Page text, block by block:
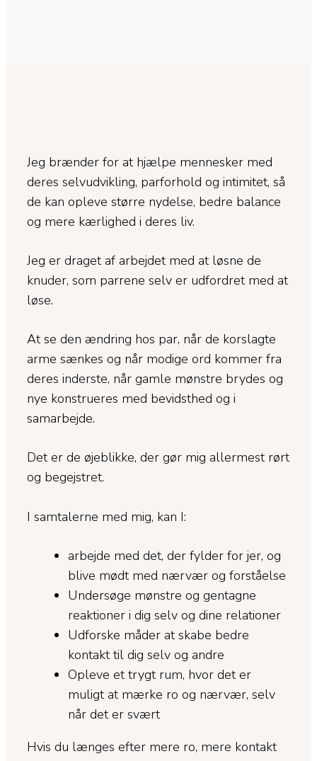
Jeg brænder for at hjælpe mennesker med
deres selvudvikling, parforhold og intimitet, så
de kan opleve større nydelse, bedre balance
og mere kærlighed i deres liv.
Jeg er draget af arbejdet med at løsne de
knuder, som parrene selv er udfordret med at
løse.
At se den ændring hos par, når de korslagte
arme sænkes og når modige ord kommer fra
deres inderste, når gamle mønstre brydes og
nye konstrueres med bevidsthed og i
samarbejde.
Det er de øjeblikke, der gør mig allermest rørt
og begejstret.
I samtalerne med mig, kan I:
arbejde med det, der fylder for jer, og
blive mødt med nærvær og forståelse
Undersøge mønstre og gentagne
reaktioner i dig selv og dine relationer
Udforske måder at skabe bedre
kontakt til dig selv og andre
Opleve et trygt rum, hvor det er
muligt at mærke ro og nærvær, selv
når det er svært
Hvis du længes efter mere ro, mere kontakt